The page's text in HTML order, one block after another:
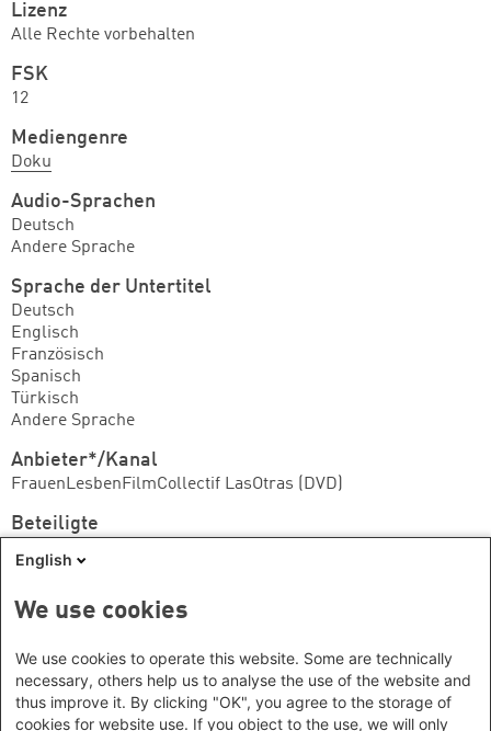
Lizenz
Alle Rechte vorbehalten
FSK
12
Mediengenre
Doku
Audio-Sprachen
Deutsch
Andere Sprache
Sprache der Untertitel
Deutsch
Englisch
Französisch
Spanisch
Türkisch
Andere Sprache
Anbieter*/Kanal
FrauenLesbenFilmCollectif LasOtras (DVD)
Beteiligte
Macher*innen:
Wir können nicht garantieren, dass das Medium
noch verfügbar ist. Wenden Sie sich ggf. bitte an die
Anbieterin/den Anbieter.
English
We use cookies
We use cookies to operate this website. Some are technically
necessary, others help us to analyse the use of the website and
thus improve it. By clicking "OK", you agree to the storage of
cookies for website use. If you object to the use, we will only